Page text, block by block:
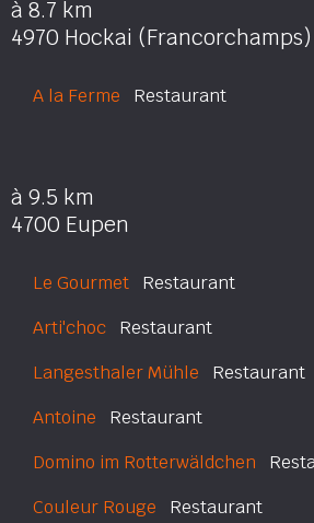
à 8.7 km
4970 Hockai (Francorchamps)
A la Ferme Restaurant
à 9.5 km
4700 Eupen
Le Gourmet Restaurant
Arti'choc Restaurant
Langesthaler Mühle Restaurant
Antoine Restaurant
Domino im Rotterwäldchen
Couleur Rouge Restaurant